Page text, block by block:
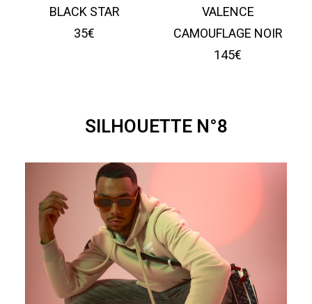
BLACK STAR
35€
VALENCE
CAMOUFLAGE NOIR
145€
SILHOUETTE N°8